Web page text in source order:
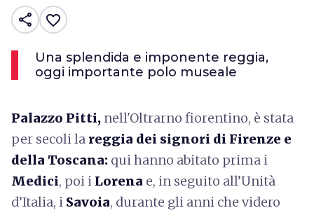
share favorite_border
Una splendida e imponente reggia,
oggi importante polo museale
Palazzo Pitti, nell'Oltrarno fiorentino, è stata
per secoli la reggia dei signori di Firenze e
della Toscana: qui hanno abitato prima i
Medici, poi i Lorena e, in seguito all’Unità
d’Italia, i Savoia, durante gli anni che videro